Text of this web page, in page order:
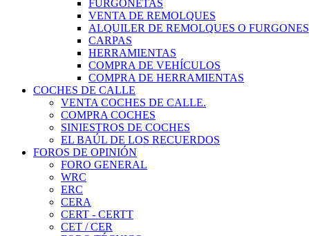
FURGONETAS
VENTA DE REMOLQUES
ALQUILER DE REMOLQUES O FURGONES
CARPAS
HERRAMIENTAS
COMPRA DE VEHÍCULOS
COMPRA DE HERRAMIENTAS
COCHES DE CALLE
VENTA COCHES DE CALLE.
COMPRA COCHES
SINIESTROS DE COCHES
EL BAÚL DE LOS RECUERDOS
FOROS DE OPINIÓN
FORO GENERAL
WRC
ERC
CERA
CERT - CERTT
CET / CER